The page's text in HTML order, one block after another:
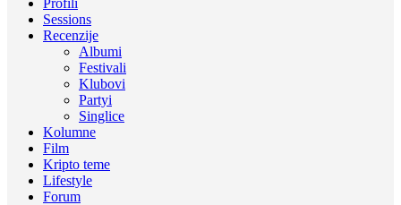
Profili
Sessions
Recenzije
Albumi
Festivali
Klubovi
Partyi
Singlice
Kolumne
Film
Kripto teme
Lifestyle
Forum